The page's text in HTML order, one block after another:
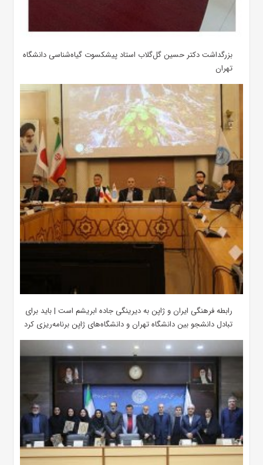
بزرگداشت دکتر حسین گل‌گلاب استاد پیشکسوت گیاه‌شناسی دانشگاه
تهران
رابطه فرهنگی ایران و ژاپن به دیرینگی جاده ابریشم است | باید برای
تبادل دانشجو بین دانشگاه تهران و دانشگاه‌های ژاپن برنامه‌ریزی کرد